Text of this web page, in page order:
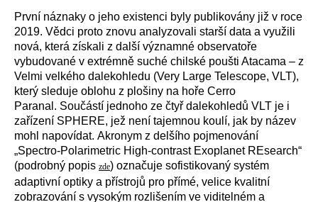
První náznaky o jeho existenci byly publikovány již v roce
2019. Vědci proto znovu analyzovali starší data a využili
nová, která získali z další významné observatoře
vybudované v extrémně suché chilské poušti Atacama – z
Velmi velkého dalekohledu (Very Large Telescope, VLT),
který sleduje oblohu z plošiny na hoře Cerro
Paranal. Součástí jednoho ze čtyř dalekohledů VLT je i
zařízení SPHERE, jež není tajemnou koulí, jak by název
mohl napovídat. Akronym z delšího pojmenování
„Spectro-Polarimetric High-contrast Exoplanet REsearch“
(podrobný popis zde) označuje sofistikovaný systém
adaptivní optiky a přístrojů pro přímé, velice kvalitní
zobrazování s vysokým rozlišením ve viditelném a